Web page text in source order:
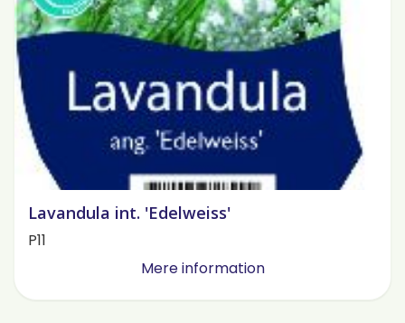
Lavandula int. 'Edelweiss'
P11
Mere information